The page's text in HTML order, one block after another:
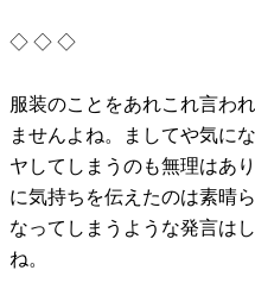
◇ ◇ ◇
服装のことをあれこれ言わ
ませんよね。ましてや気に
ヤしてしまうのも無理はあ
に気持ちを伝えたのは素晴
なってしまうような発言は
ね。